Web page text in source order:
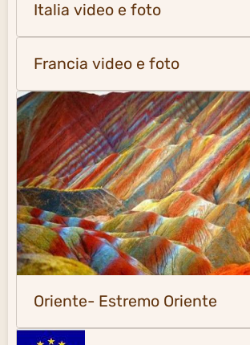
Italia video e foto
Francia video e foto
Oriente- Estremo Oriente